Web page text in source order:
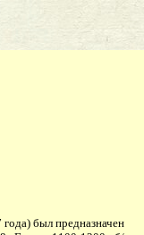
был предназначен